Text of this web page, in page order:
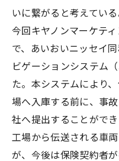
いに繋がると考えている
今回キヤノンマーケテ
で、あいおいニッセイ
ビゲーションシステム
た。本システムにより
場へ入庫する前に、事
社へ提出することがで
工場から伝送される車
が、今後は保険契約者